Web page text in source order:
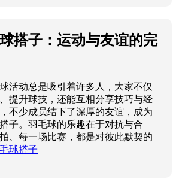
搭子：运动与友谊的完
活动总是吸引着许多人，大家不仅
提升球技，还能互相分享技巧与经
不少成员结下了深厚的友谊，成为
子。羽毛球的乐趣在于对抗与合
、每一场比赛，都是对彼此默契的
球搭子